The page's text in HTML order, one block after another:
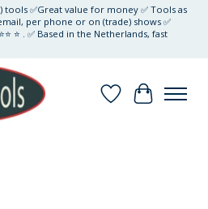
✅Great value for money ✅ Tools as
per phone or on (trade) shows ✅
⭐ . ✅ Based in the Netherlands, fast
Verlanglijst